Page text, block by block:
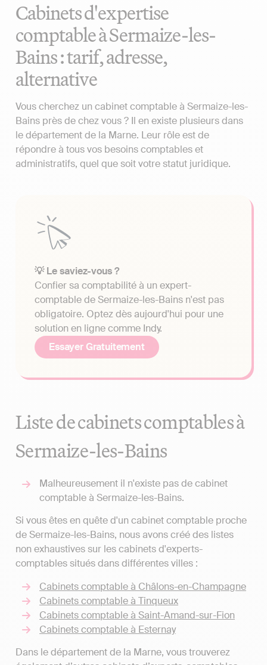
Cabinets d'expertise
comptable à Sermaize-les-
Bains : tarif, adresse,
alternative
Vous cherchez un cabinet comptable à Sermaize-les-
Bains près de chez vous ? Il en existe plusieurs dans
le département de la Marne. Leur rôle est de
répondre à tous vos besoins comptables et
administratifs, quel que soit votre statut juridique.
💡 Le saviez-vous ?
Confier sa comptabilité à un expert-
comptable de Sermaize-les-Bains n'est pas
obligatoire. Optez dès aujourd'hui pour une
solution en ligne comme Indy.
Essayer Gratuitement
Liste de cabinets comptables à
Sermaize-les-Bains
Malheureusement il n'existe pas de cabinet
comptable à Sermaize-les-Bains.
Si vous êtes en quête d'un cabinet comptable proche
de Sermaize-les-Bains, nous avons créé des listes
non exhaustives sur les cabinets d'experts-
comptables situés dans différentes villes :
Cabinets comptable à Châlons-en-Champagne
Cabinets comptable à Tinqueux
Cabinets comptable à Saint-Amand-sur-Fion
Cabinets comptable à Esternay
Dans le département de la Marne, vous trouverez